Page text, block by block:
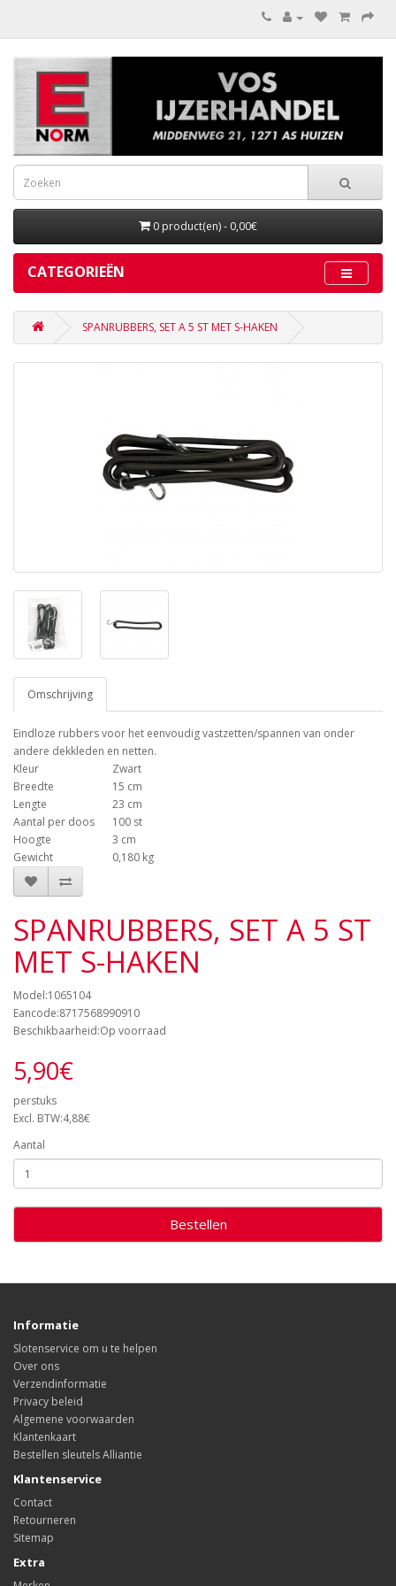
0 product(en) - 0,00€
CATEGORIEËN
SPANRUBBERS, SET A 5 ST MET S-HAKEN
Omschrijving
Eindloze rubbers voor het eenvoudig vastzetten/spannen van onder
andere dekkleden en netten.
Kleur
Zwart
Breedte
15 cm
Lengte
23 cm
Aantal per doos
100 st
Hoogte
3 cm
Gewicht
0,180 kg
SPANRUBBERS, SET A 5 ST
MET S-HAKEN
Model:1065104
Eancode:8717568990910
Beschikbaarheid:Op voorraad
5,90€
perstuks
Excl. BTW:4,88€
Aantal
Bestellen
Informatie
Slotenservice om u te helpen
Over ons
Verzendinformatie
Privacy beleid
Algemene voorwaarden
Klantenkaart
Bestellen sleutels Alliantie
Klantenservice
Contact
Retourneren
Sitemap
Extra